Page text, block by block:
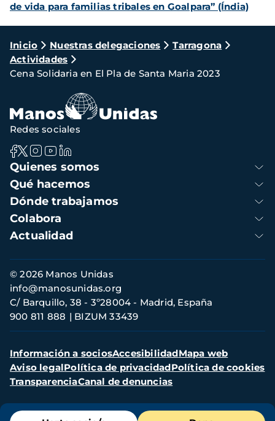
de vida para familias tribales en Goalpara” (Índia)
Ruta
de
navegación
Inicio Nuestras delegaciones
Tarragona
Actividades
Cena Solidaria en El Pla de Santa Maria 2023
Menú
Navegación
principal
Quienes somos
Qué hacemos
Dónde trabajamos
Colabora
Actualidad
Redes sociales
Información
de
contacto
© 2026 Manos Unidas
C/ Barquillo, 38 - 3º28004 - Madrid, España
900 811 888
BIZUM 33439
info@manosunidas.org
Menú
secundario
Información a sociosAccesibilidadMapa web
Aviso legalPolítica de privacidadPolítica de cookies
TransparenciaCanal de denuncias